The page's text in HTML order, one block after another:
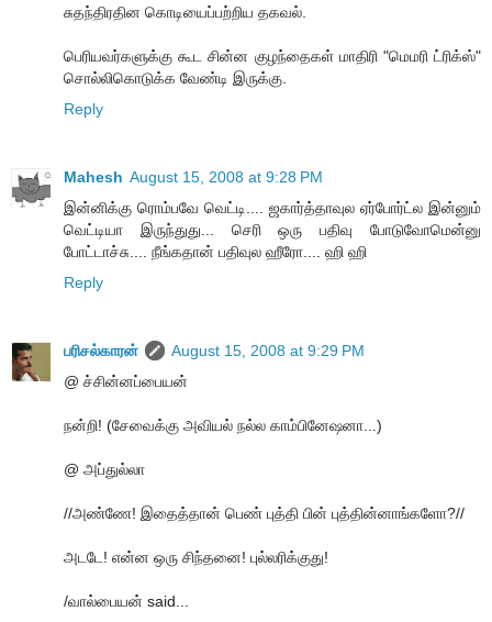
சுதந்திரதின கொடியைப்பற்றிய தகவல்.
பெரியவர்களுக்கு கூட சின்ன குழந்தைகள் மாதிரி "மெமரி ட்ரிக்ஸ்"
சொல்லிகொடுக்க வேண்டி இருக்கு.
Reply
Mahesh August 15, 2008 at 9:28 PM
இன்னிக்கு ரொம்பவே வெட்டி.... ஜகார்த்தாவுல ஏர்போர்ட்ல இன்னும்
வெட்டியா இருந்துது... செரி ஒரு பதிவு போடுவோமென்னு
போட்டாச்சு.... நீங்கதான் பதிவுல ஹீரோ.... ஹி ஹி
Reply
பரிசல்காரன்
August 15, 2008 at 9:29 PM
@ ச்சின்னப்பையன்
நன்றி! (சேவைக்கு அவியல் நல்ல காம்பினேஷனா...)
@ அப்துல்லா
//அண்ணே! இதைத்தான் பெண் புத்தி பின் புத்தின்னாங்களோ?//
அடடே! என்ன ஒரு சிந்தனை! புல்லரிக்குது!
/வால்பையன் said...